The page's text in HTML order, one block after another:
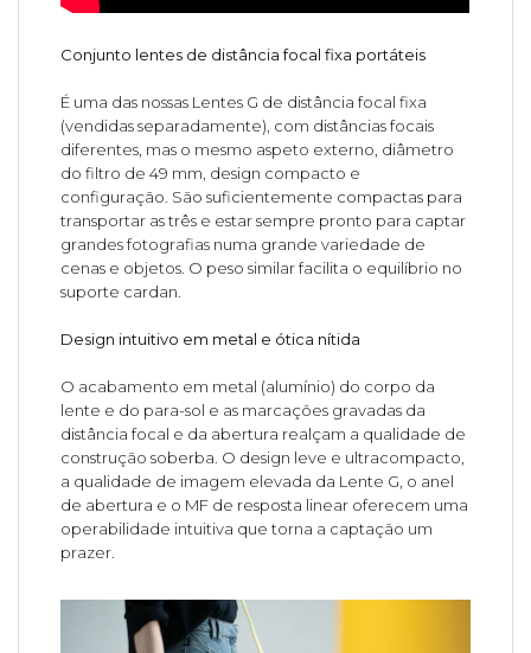
Conjunto lentes de distância focal fixa portáteis
É uma das nossas Lentes G de distância focal fixa
(vendidas separadamente), com distâncias focais
diferentes, mas o mesmo aspeto externo, diâmetro
do filtro de 49 mm, design compacto e
configuração. São suficientemente compactas para
transportar as três e estar sempre pronto para captar
grandes fotografias numa grande variedade de
cenas e objetos. O peso similar facilita o equilíbrio no
suporte cardan.
Design intuitivo em metal e ótica nítida
O acabamento em metal (alumínio) do corpo da
lente e do para-sol e as marcações gravadas da
distância focal e da abertura realçam a qualidade de
construção soberba. O design leve e ultracompacto,
a qualidade de imagem elevada da Lente G, o anel
de abertura e o MF de resposta linear oferecem uma
operabilidade intuitiva que torna a captação um
prazer.